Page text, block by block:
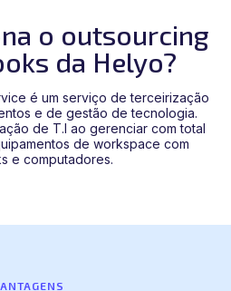
o outsourcing
da Helyo?
é um serviço de terceirização
e de gestão de tecnologia.
de T.I ao gerenciar com total
de workspace com
e computadores.